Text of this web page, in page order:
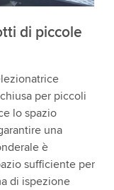
di piccole
per piccoli
lo spazio
una
è
sufficiente per
di ispezione